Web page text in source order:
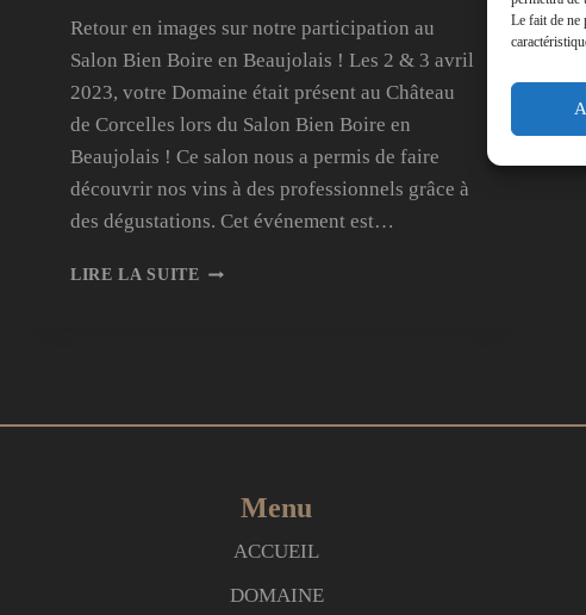
Le fait de ne
Retour en images sur notre participation au
Salon Bien Boire en Beaujolais ! Les 2 & 3 avril
2023, votre Domaine était présent au Château
de Corcelles lors du Salon Bien Boire en
Beaujolais ! Ce salon nous a permis de faire
découvrir nos vins à des professionnels grâce à
des dégustations. Cet événement est…
LIRE LA SUITE PARTICIPATION
Menu
ACCUEIL
DOMAINE